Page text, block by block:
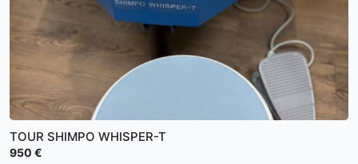
TOUR SHIMPO WHISPER-T
950 €